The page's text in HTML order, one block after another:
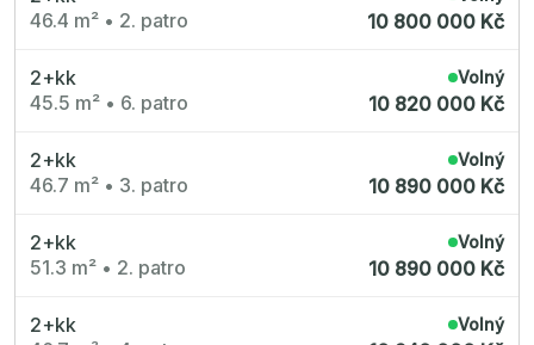
46.4 m² • 2. patro 10 800 000 Kč
2+kk
45.5 m² • 6. patro
Volný
10 820 000 Kč
2+kk
46.7 m² • 3. patro
Volný
10 890 000 Kč
2+kk
51.3 m² • 2. patro
Volný
10 890 000 Kč
2+kk
Volný
Nové byty 1+kk Plzeňský kraj
Nové byty 6+kk Královehradecký kraj
Rezidence Grafická
Lihovar Smíchov Jih
Rezidence Starochodovská
JITRO
Ecovilla Uhříněves
Rezidence Okula
Nová Písnice
Dueta Kamýk
Nový byt 4+kk - Villa Chuchle
Semerínka
Hagibor Kappa